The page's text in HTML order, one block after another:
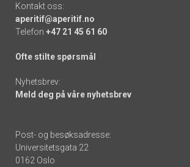
Kontakt oss:
aperitif@aperitif.no
Telefon +47 21 45 61 60
Ofte stilte spørsmål
Nyhetsbrev:
Meld deg på våre nyhetsbrev
Post- og besøksadresse:
Universitetsgata 22
0162 Oslo